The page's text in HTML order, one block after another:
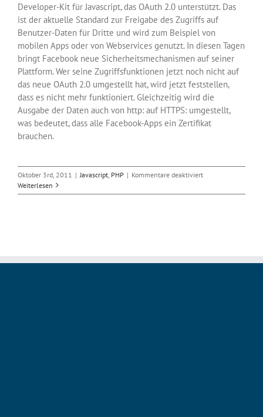
Developer-Kit für Javascript, das OAuth 2.0 unterstützt. Das
ist der aktuelle Standard zur Freigabe des Zugriffs auf
Benutzer-Daten für Dritte und wird zum Beispiel von
mobilen Apps oder von Webservices genutzt. In diesen Tagen
bringt Facebook neue Sicherheitsmechanismen auf seiner
Plattform. Wer seine Zugriffsfunktionen jetzt noch nicht auf
das neue OAuth 2.0 umgestellt hat, wird jetzt feststellen,
dass es nicht mehr funktioniert. Gleichzeitig wird die
Ausgabe der Daten auch von http: auf HTTPS: umgestellt,
was bedeutet, dass alle Facebook-Apps ein Zertifikat
brauchen.
Oktober 3rd, 2011 | Javascript PHP | Kommentare deaktiviertfür
Javascript-
Weiterlesen